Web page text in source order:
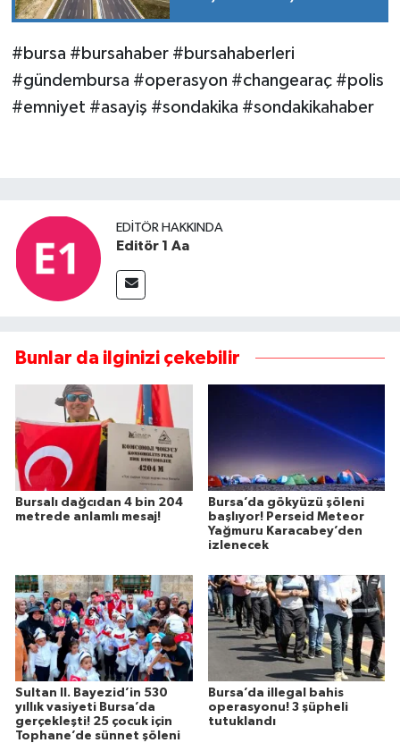
#bursa #bursahaber #bursahaberleri
#gündembursa #operasyon #changearaç #polis
#emniyet #asayiş #sondakika #sondakikahaber
EDITÖR HAKKINDA
Editör 1 Aa
Bunlar da ilginizi çekebilir
Bursalı dağcıdan 4 bin 204
metrede anlamlı mesaj!
Bursa’da gökyüzü şöleni
başlıyor! Perseid Meteor
Yağmuru Karacabey’den
izlenecek
Sultan II. Bayezid’in 530
yıllık vasiyeti Bursa’da
gerçekleşti! 25 çocuk için
Tophane’de sünnet şöleni
Bursa’da illegal bahis
operasyonu! 3 şüpheli
tutuklandı